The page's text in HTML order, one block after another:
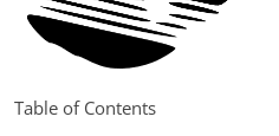
Table of Contents